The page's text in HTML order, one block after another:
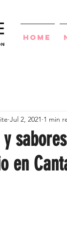
Home
en
Jul 2, 2021 1 min